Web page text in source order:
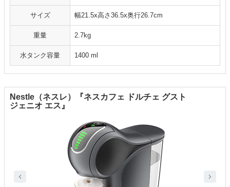
サイズ 幅21.5x高さ36.5x奥行26.7cm
重量 2.7kg
水タンク容量 1400 ml
Nestle（ネスレ）『ネスカフェ ドルチェ グスト
ジェニオ エス』